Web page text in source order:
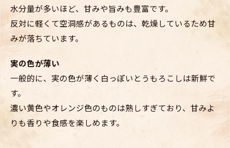
水分量が多いほど、甘みや旨みも豊富です。
反対に軽くて空洞感があるものは、乾燥しているため甘
みが落ちています。
実の色が薄い
一般的に、実の色が薄く白っぽいとうもろこしは新鮮で
す。
濃い黄色やオレンジ色のものは熟しすぎており、甘みよ
りも香りや食感を楽しめます。